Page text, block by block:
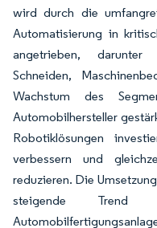
wird durch die
Automatisierung in
angetrieben, darunter
Schneiden,
Wachstum des
Automobilhersteller
Robotiklösungen
verbessern und
reduzieren. Die
steigende Trend